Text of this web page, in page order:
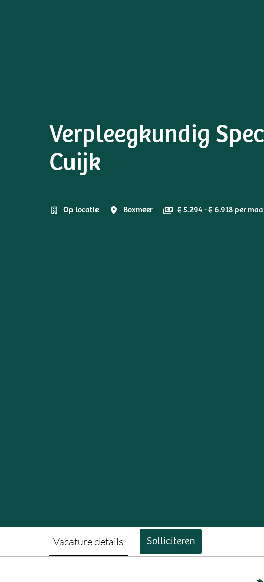
Verpleegkundig
Cuijk
Op locatie Boxmeer € 5.294 - € 6.918 per
Vacature details Solliciteren